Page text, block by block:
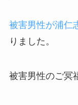
被害男性が浦仁
りました。
被害男性のご冥